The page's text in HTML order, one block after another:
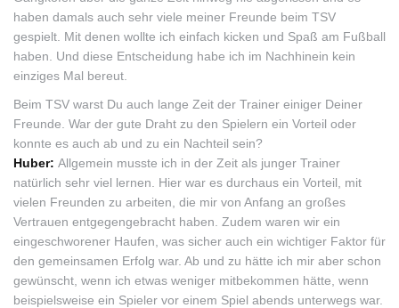
haben damals auch sehr viele meiner Freunde beim TSV
gespielt. Mit denen wollte ich einfach kicken und Spaß am Fußball
haben. Und diese Entscheidung habe ich im Nachhinein kein
einziges Mal bereut.
Beim TSV warst Du auch lange Zeit der Trainer einiger Deiner
Freunde. War der gute Draht zu den Spielern ein Vorteil oder
konnte es auch ab und zu ein Nachteil sein?
Huber: Allgemein musste ich in der Zeit als junger Trainer
natürlich sehr viel lernen. Hier war es durchaus ein Vorteil, mit
vielen Freunden zu arbeiten, die mir von Anfang an großes
Vertrauen entgegengebracht haben. Zudem waren wir ein
eingeschworener Haufen, was sicher auch ein wichtiger Faktor für
den gemeinsamen Erfolg war. Ab und zu hätte ich mir aber schon
gewünscht, wenn ich etwas weniger mitbekommen hätte, wenn
beispielsweise ein Spieler vor einem Spiel abends unterwegs war.